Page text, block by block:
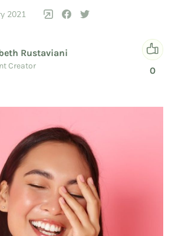
2021
Rustaviani
Creator 0